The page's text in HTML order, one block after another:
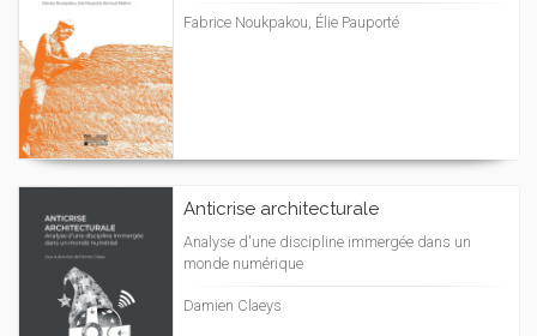
Fabrice Noukpakou, Élie Pauporté
Anticrise architecturale
Analyse d'une discipline immergée dans un
monde numérique
Damien Claeys